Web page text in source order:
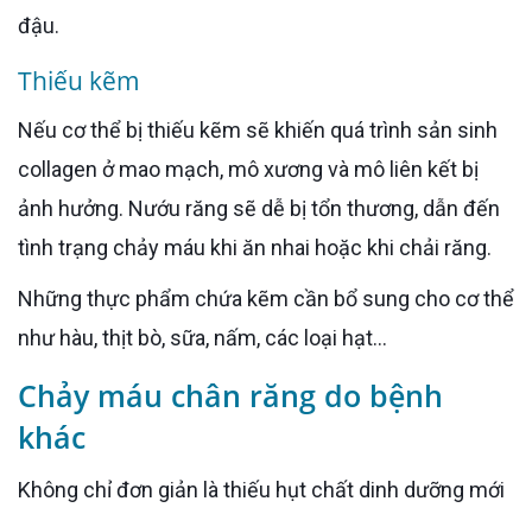
đậu.
Thiếu kẽm
Nếu cơ thể bị thiếu kẽm sẽ khiến quá trình sản sinh
collagen ở mao mạch, mô xương và mô liên kết bị
ảnh hưởng. Nướu răng sẽ dễ bị tổn thương, dẫn đến
tình trạng chảy máu khi ăn nhai hoặc khi chải răng.
Những thực phẩm chứa kẽm cần bổ sung cho cơ thể
như hàu, thịt bò, sữa, nấm, các loại hạt...
Chảy máu chân răng do bệnh
khác
Không chỉ đơn giản là thiếu hụt chất dinh dưỡng mới